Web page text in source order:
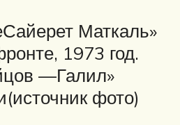
Маткаль»
1973 год.
—Галил»
фото)